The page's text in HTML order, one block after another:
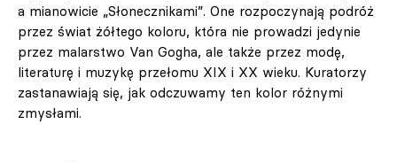
a mianowicie „Słonecznikami”. One rozpoczynają podróż
przez świat żółtego koloru, która nie prowadzi jedynie
przez malarstwo Van Gogha, ale także przez modę,
literaturę i muzykę przełomu XIX i XX wieku. Kuratorzy
zastanawiają się, jak odczuwamy ten kolor różnymi
zmysłami.